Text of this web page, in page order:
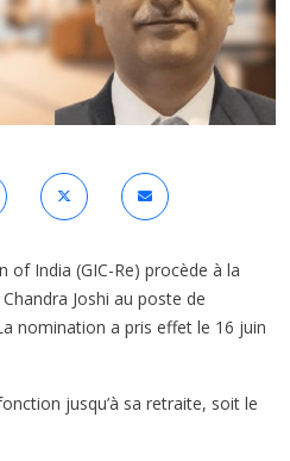
of India (GIC-Re) procède à la
Joshi au poste de
nomination a pris effet le 16 juin
jusqu’à sa retraite, soit le